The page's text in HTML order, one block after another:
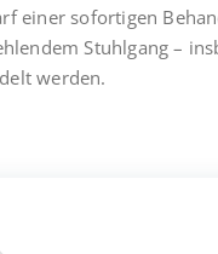
einer sofortigen
Stuhlgang –
werden.